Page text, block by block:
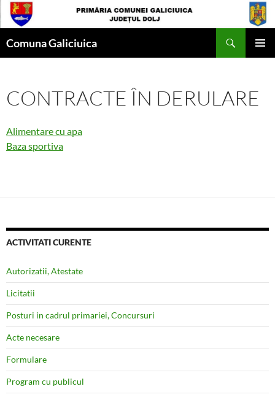
Skip
to
Comuna Galiciuica
CONTRACTE ÎN DERULARE
Alimentare cu apa
Baza sportiva
ACTIVITATI CURENTE
Autorizatii, Atestate
Licitatii
Posturi in cadrul primariei, Concursuri
Acte necesare
Formulare
Program cu publicul